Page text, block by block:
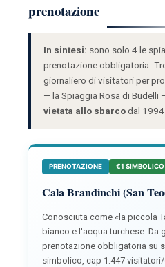
prenotazione
In sintesi: sono solo 4 le
prenotazione obbligatoria.
giornaliero di visitatori per
— la Spiaggia Rosa di Budelli
vietata allo sbarcodal 1994.
PRENOTAZIONE €1 SIMBOLICO
Cala Brandinchi (San
Conosciuta come «la piccola
bianco e l'acqua turchese. Da
prenotazione obbligatoria su
simbolico, cap 1.447